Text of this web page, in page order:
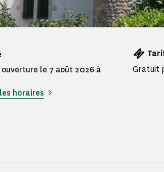
ouverture le 7 août 2026 à
horaires
Gratuit